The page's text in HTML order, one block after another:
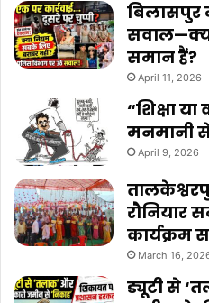
बिलासपुर
समान हैं?
April 11, 2026
“शिक्षा
मनमानी
April 9, 2026
रौनियार
कार्यक्रम
March 16,
ड्यूटी से